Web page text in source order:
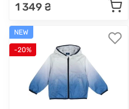
1 349 ₴
NEW
-20%